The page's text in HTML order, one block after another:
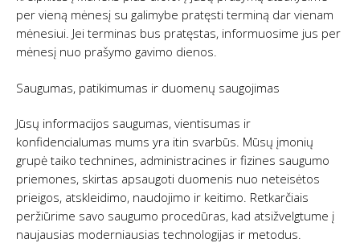
per vieną mėnesį su galimybe pratęsti terminą dar vienam
mėnesiui. Jei terminas bus pratęstas, informuosime jus per
mėnesį nuo prašymo gavimo dienos.
Saugumas, patikimumas ir duomenų saugojimas
Jūsų informacijos saugumas, vientisumas ir
konfidencialumas mums yra itin svarbūs. Mūsų įmonių
grupė taiko technines, administracines ir fizines saugumo
priemones, skirtas apsaugoti duomenis nuo neteisėtos
prieigos, atskleidimo, naudojimo ir keitimo. Retkarčiais
peržiūrime savo saugumo procedūras, kad atsižvelgtume į
naujausias moderniausias technologijas ir metodus.